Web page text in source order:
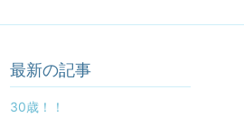
最新の記事
30歳！！